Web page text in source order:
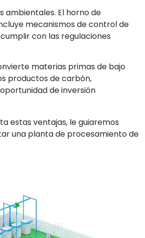
ambientales. El horno de
mecanismos de control de
con las regulaciones
materias primas de bajo
productos de carbón,
de inversión
estas ventajas, le guiaremos
una planta de procesamiento de